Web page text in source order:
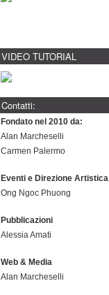
VIDEO TUTORIAL
Contatti:
Fondato nel 2010 da:
Alan Marcheselli
Carmen Palermo
Eventi e Direzione Artistica
Ong Ngoc Phuong
Pubblicazioni
Alessia Amati
Web & Media
Alan Marcheselli